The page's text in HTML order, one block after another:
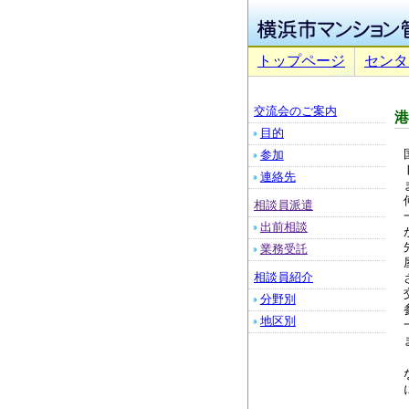
トップページ セン
交流会のご案内
目的
参加
連絡先
相談員派遣
出前相談
業務受託
相談員紹介
分野別
地区別